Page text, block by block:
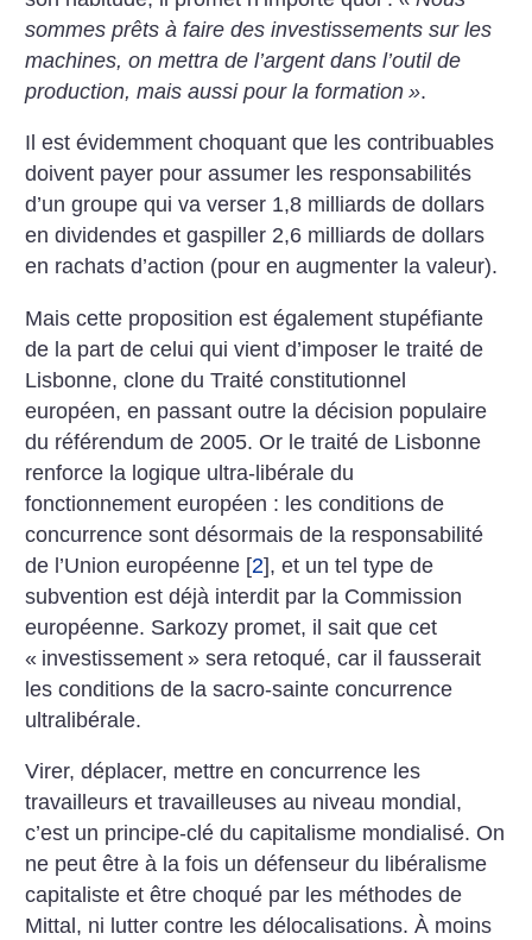
sommes prêts à faire des investissements sur les
machines, on mettra de l’argent dans l’outil de
production, mais aussi pour la formation ».
Il est évidemment choquant que les contribuables
doivent payer pour assumer les responsabilités
d’un groupe qui va verser 1,8 milliards de dollars
en dividendes et gaspiller 2,6 milliards de dollars
en rachats d’action (pour en augmenter la valeur).
Mais cette proposition est également stupéfiante
de la part de celui qui vient d’imposer le traité de
Lisbonne, clone du Traité constitutionnel
européen, en passant outre la décision populaire
du référendum de 2005. Or le traité de Lisbonne
renforce la logique ultra-libérale du
fonctionnement européen : les conditions de
concurrence sont désormais de la responsabilité
de l’Union européenne [2], et un tel type de
subvention est déjà interdit par la Commission
européenne. Sarkozy promet, il sait que cet
« investissement » sera retoqué, car il fausserait
les conditions de la sacro-sainte concurrence
ultralibérale.
Virer, déplacer, mettre en concurrence les
travailleurs et travailleuses au niveau mondial,
c’est un principe-clé du capitalisme mondialisé. On
ne peut être à la fois un défenseur du libéralisme
capitaliste et être choqué par les méthodes de
Mittal, ni lutter contre les délocalisations. À moins